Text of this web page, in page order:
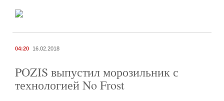
04:20 16.02.2018
POZIS выпустил морозильник с
технологией No Frost